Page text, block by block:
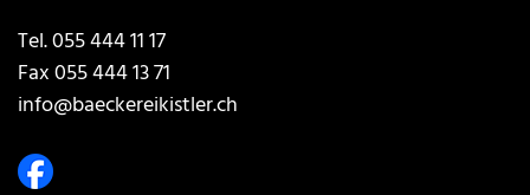
Tel.055 444 11 17
Fax 055 444 13 71
info@baeckereikistler.ch